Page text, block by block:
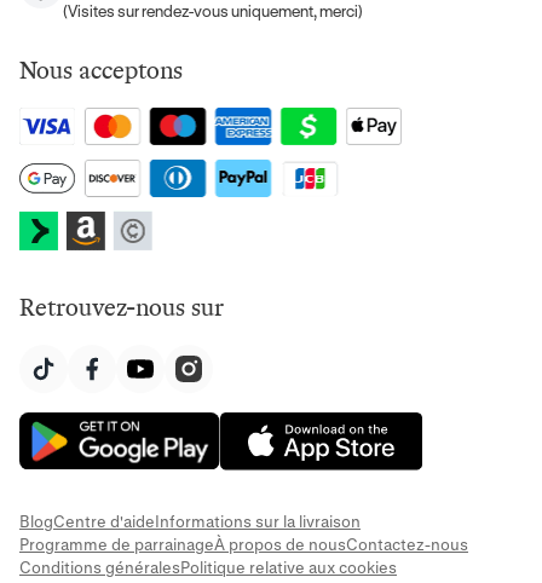
(Visites sur rendez-vous uniquement, merci)
Nous acceptons
Retrouvez-nous sur
BlogCentre d'aideInformations sur la livraison
Programme de parrainageÀ propos de nousContactez-nous
Conditions généralesPolitique relative aux cookies